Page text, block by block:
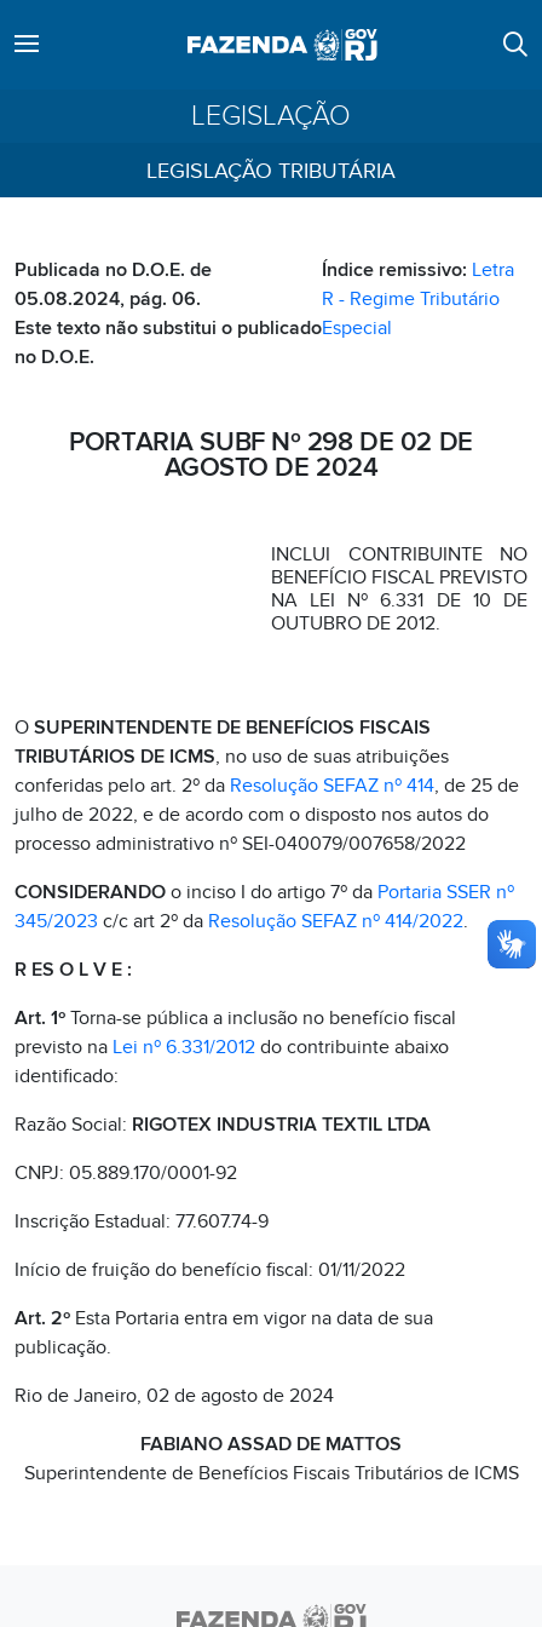
LEGISLAÇÃO
LEGISLAÇÃO TRIBUTÁRIA
Publicada no D.O.E. de
05.08.2024, pág. 06.
Este texto não substitui o publicado
no D.O.E.
Índice remissivo: Letra
R - Regime Tributário
Especial
PORTARIA SUBF Nº 298 DE 02 DE
AGOSTO DE 2024
INCLUI CONTRIBUINTE NO
BENEFÍCIO FISCAL PREVISTO
NA LEI Nº 6.331 DE 10 DE
OUTUBRO DE 2012.
O SUPERINTENDENTE DE BENEFÍCIOS FISCAIS
TRIBUTÁRIOS DE ICMS, no uso de suas atribuições
conferidas pelo art. 2º da Resolução SEFAZ nº 414, de 25 de
julho de 2022, e de acordo com o disposto nos autos do
processo administrativo nº SEI-040079/007658/2022
CONSIDERANDO o inciso I do artigo 7º da Portaria SSER nº
345/2023 c/c art 2º da Resolução SEFAZ nº 414/2022.
R ES O L V E :
Art. 1º Torna-se pública a inclusão no benefício fiscal
previsto na Lei nº 6.331/2012 do contribuinte abaixo
identificado:
Razão Social: RIGOTEX INDUSTRIA TEXTIL LTDA
CNPJ: 05.889.170/0001-92
Inscrição Estadual: 77.607.74-9
Início de fruição do benefício fiscal: 01/11/2022
Art. 2º Esta Portaria entra em vigor na data de sua
publicação.
Rio de Janeiro, 02 de agosto de 2024
FABIANO ASSAD DE MATTOS
Superintendente de Benefícios Fiscais Tributários de ICMS